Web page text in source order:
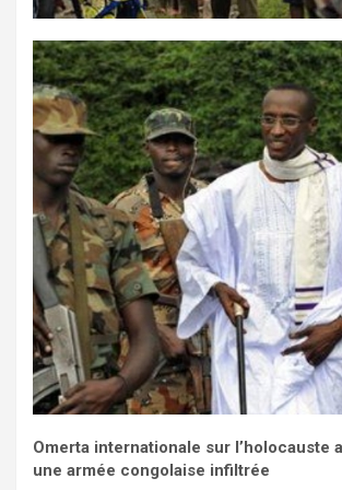
Omerta internationale sur l’holocauste
une armée congolaise infiltrée